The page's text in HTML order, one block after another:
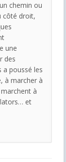
chemin ou
côté droit,
une
des
a poussé les
à marcher à
à
et